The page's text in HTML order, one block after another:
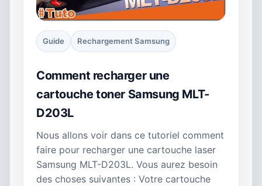
Guide Rechargement Samsung
Comment recharger une
cartouche toner Samsung MLT-
D203L
Nous allons voir dans ce tutoriel comment
faire pour recharger une cartouche laser
Samsung MLT-D203L. Vous aurez besoin
des choses suivantes : Votre cartouche